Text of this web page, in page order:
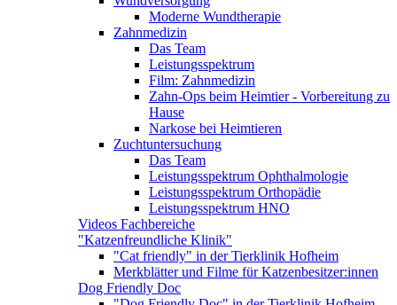
Moderne Wundtherapie
Zahnmedizin
Das Team
Leistungsspektrum
Film: Zahnmedizin
Zahn-Ops beim Heimtier - Vorbereitung zu
Hause
Narkose bei Heimtieren
Zuchtuntersuchung
Das Team
Leistungsspektrum Ophthalmologie
Leistungsspektrum Orthopädie
Leistungsspektrum HNO
Videos Fachbereiche
"Katzenfreundliche Klinik"
"Cat friendly" in der Tierklinik Hofheim
Merkblätter und Filme für Katzenbesitzer:innen
Dog Friendly Doc